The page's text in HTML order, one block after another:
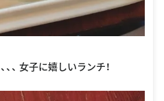
、 女子に嬉しいランチ！